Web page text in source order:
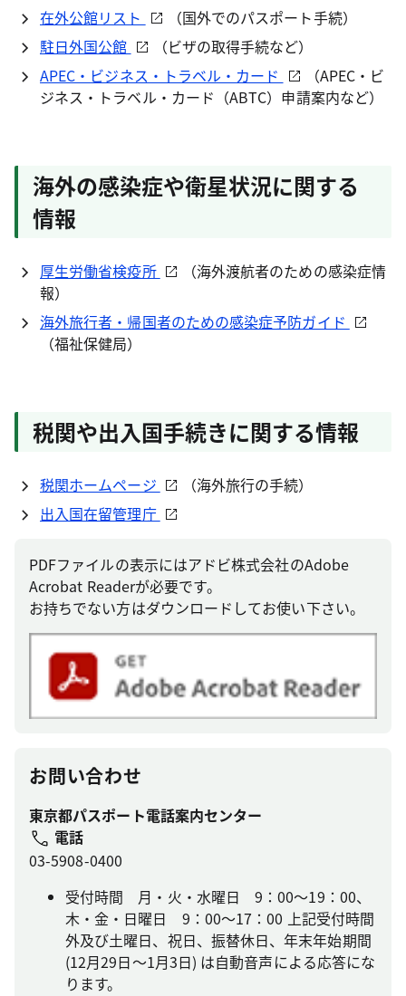
在外公館リスト
（国外でのパスポート手続）
駐日外国公館
（ビザの取得手続など）
APEC・ビジネス・トラベル・カード
（APEC・ビ
ジネス・トラベル・カード（ABTC）申請案内など）
海外の感染症や衛星状況に関する
情報
厚生労働省検疫所
（海外渡航者のための感染症情
報）
海外旅行者・帰国者のための感染症予防ガイド
（福祉保健局）
税関や出入国手続きに関する情報
税関ホームページ
（海外旅行の手続）
出入国在留管理庁
PDFファイルの表示にはアドビ株式会社のAdobe
Acrobat Readerが必要です。
お持ちでない方はダウンロードしてお使い下さい。
お問い合わせ
東京都パスポート電話案内センター
電話
03-5908-0400
受付時間 月・火・水曜日 9：00～19：00、
木・金・日曜日 9：00～17：00 上記受付時間
外及び土曜日、祝日、振替休日、年末年始期間
(12月29日～1月3日) は自動音声による応答にな
ります。